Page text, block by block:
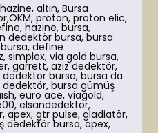
altın, Bursa
proton, proton elic,
hazine, bursa,
dedektör bursa, bursa
define
simplex, via gold bursa,
garrett, aziz dedektör,
bursa, bursa da
bursa gümüş
euro ace, viagold,
elsandedektör,
apex, gtr pulse, gladiatör,
dedektör bursa, apex,